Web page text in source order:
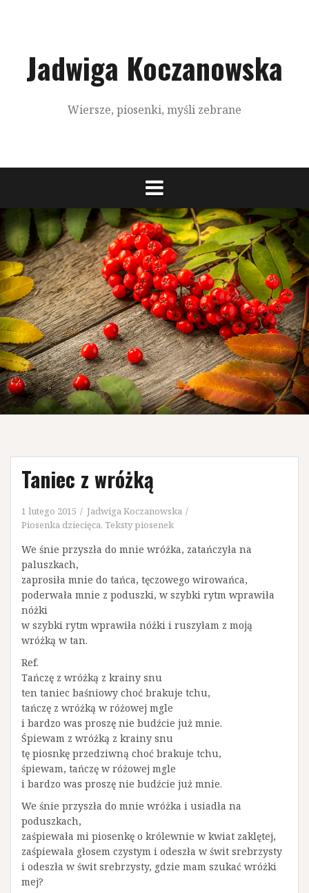
Jadwiga Koczanowska
Wiersze, piosenki, myśli zebrane
Taniec z wróżką
1 lutego 2015
Jadwiga Koczanowska
Piosenka dziecięca, Teksty piosenek
We śnie przyszła do mnie wróżka, zatańczyła na
paluszkach,
zaprosiła mnie do tańca, tęczowego wirowańca,
poderwała mnie z poduszki, w szybki rytm wprawiła
nóżki
w szybki rytm wprawiła nóżki i ruszyłam z moją
wróżką w tan.
Ref.
Tańczę z wróżką z krainy snu
ten taniec baśniowy choć brakuje tchu,
tańczę z wróżką w różowej mgle
i bardzo was proszę nie budźcie już mnie.
Śpiewam z wróżką z krainy snu
tę piosnkę przedziwną choć brakuje tchu,
śpiewam, tańczę w różowej mgle
i bardzo was proszę nie budźcie już mnie.
We śnie przyszła do mnie wróżka i usiadła na
poduszkach,
zaśpiewała mi piosenkę o królewnie w kwiat zaklętej,
zaśpiewała głosem czystym i odeszła w świt srebrzysty
i odeszła w świt srebrzysty, gdzie mam szukać wróżki
mej?